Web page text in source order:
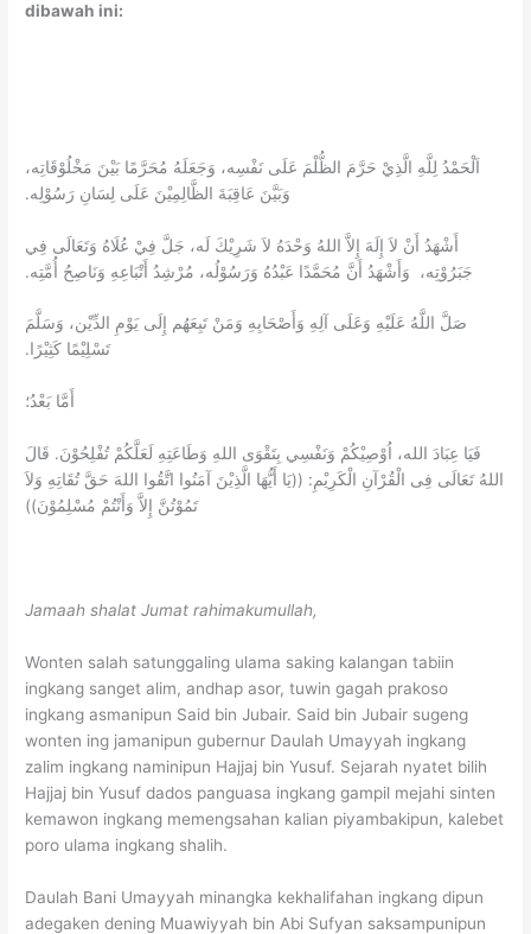
dibawah ini:
اَلْحَمْدُ لِلَّهِ الَّذِيْ حَرَّمَ الظُّلْمَ عَلَى نَفْسِه، وَجَعَلَهُ مُحَرَّمًا بَيْنَ مَخْلُوْقَاتِه،
وَبَيَّنَ عَاقِبَةَ الظَّالِمِيْنَ عَلَى لِسَانِ رَسُوْلِه.
أَشْهَدُ أَنْ لاَ إِلَهَ إِلاَّ اللهُ وَحْدَهُ لاَ شَرِيْكَ لَه، جَلَّ فِيْ عُلَاهُ وَتَعَالَى فِي
جَبَرُوْتِه، وَأَشْهَدُ أَنَّ مُحَمَّدًا عَبْدُهُ وَرَسُوْلُه، مُرْشِدُ أَتْبَاعِهِ وَنَاصِحُ أُمَّتِه.
صَلَّ اللَّهُ عَلَيْهِ وَعَلَى آلِهِ وَأَصْحَابِهِ وَمَنْ تَبِعَهُم إِلَى يَوْمِ الدِّيْن، وَسَلَّمَ
تَسْلِيْمًا كَثِيْرًا.
أَمَّا بَعْدُ؛
فَيَا عِبَادَ الله، اُوْصِيْكُمْ وَنَفْسِي بِتَقْوَى اللهِ وَطَاعَتِهِ لَعَلَّكُمْ تُفْلِحُوْنَ. قَالَ
اللهُ تَعَالَى فِى الْقُرْآنِ الْكَرِيْمِ: ((يَا أَيُّهَا الَّذِيْنَ آمَنُوا اتَّقُوا اللهَ حَقَّ تُقَاتِهِ وَلاَ
تَمُوْتُنَّ إِلاَّ وَأَنْتُمْ مُسْلِمُوْنَ))
Jamaah shalat Jumat rahimakumullah,
Wonten salah satunggaling ulama saking kalangan tabiin
ingkang sanget alim, andhap asor, tuwin gagah prakoso
ingkang asmanipun Said bin Jubair. Said bin Jubair sugeng
wonten ing jamanipun gubernur Daulah Umayyah ingkang
zalim ingkang naminipun Hajjaj bin Yusuf. Sejarah nyatet bilih
Hajjaj bin Yusuf dados panguasa ingkang gampil mejahi sinten
kemawon ingkang memengsahan kalian piyambakipun, kalebet
poro ulama ingkang shalih.
Daulah Bani Umayyah minangka kekhalifahan ingkang dipun
adegaken dening Muawiyyah bin Abi Sufyan saksampunipun